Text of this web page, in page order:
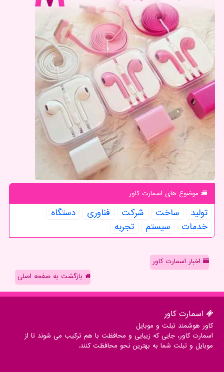
موضوع های اسمارت كاور
تولید ساخت شركت فناوری
دستگاه
خدمات
سیستم تجربه
اخبار اسمارت کاور
بازگشت به صفحه اصلی
اسمارت كاور
کاور هوشمند تبلت و موبایل
اسمارت کاور، جایی که زیبایی و محافظت با هم ترکیب می شوند تا از
موبایل و تبلت شما به بهترین نحو محافظت کنند.